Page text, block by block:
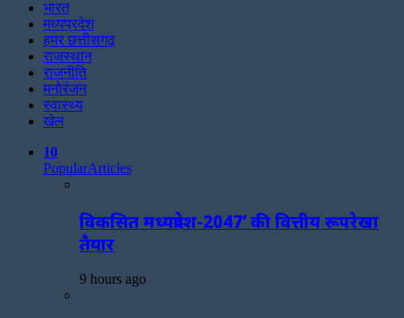
भारत
मध्यप्रदेश
हमर छत्तीसगढ़
राजस्थान
राजनीति
मनोरंजन
स्वास्थ्य
खेल
10
PopularArticles
विकसित मध्यप्रदेश-2047’ की वित्तीय रूपरेखा
तैयार
9 hours ago